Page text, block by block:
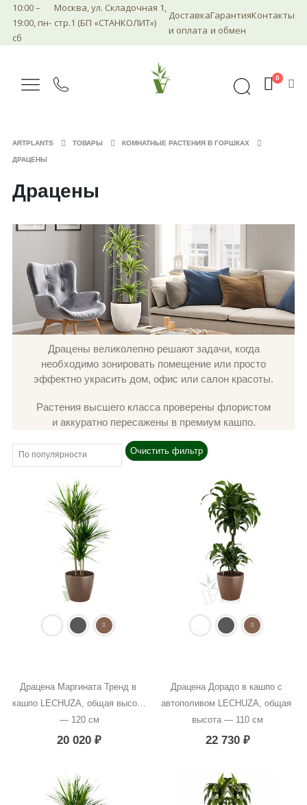
10:00 –
19:00, пн-
сб
Москва, ул. Складочная 1,
стр.1 (БП «СТАНКОЛИТ»)
Доставка
и оплата
Гарантия
и обмен
Контакты
0
ARTPLANTS ТОВАРЫ КОМНАТНЫЕ РАСТЕНИЯ В ГОРШКАХ
ДРАЦЕНЫ
Драцены
Драцены великолепно решают задачи, когда
необходимо зонировать помещение или просто
эффектно украсить дом, офис или салон красоты.
Растения высшего класса проверены флористом
и аккуратно пересажены в премиум кашпо.
Очистить фильтр
Драцена Маргината Тренд в
кашпо LECHUZA, общая высота
— 120 см
20 020₽
Драцена Дорадо в кашпо с
автополивом LECHUZA, общая
высота — 110 см
22 730 ₽